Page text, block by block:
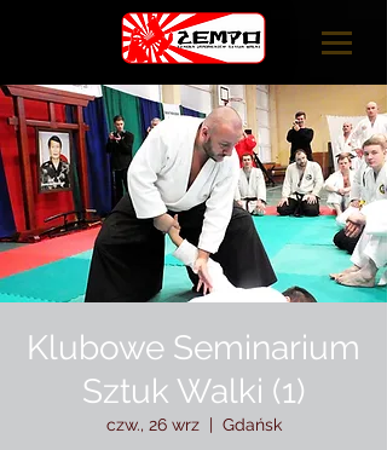
Klubowe Seminarium
Sztuk Walki (1)
czw., 26 wrz
  |
Gdańsk